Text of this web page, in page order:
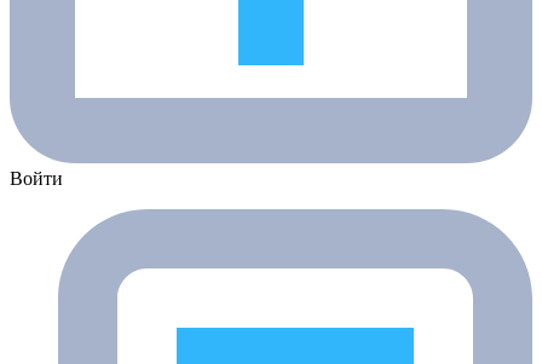
Войти